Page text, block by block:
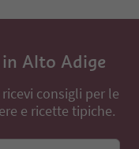
in Alto Adige
consigli per le
e ricette tipiche.